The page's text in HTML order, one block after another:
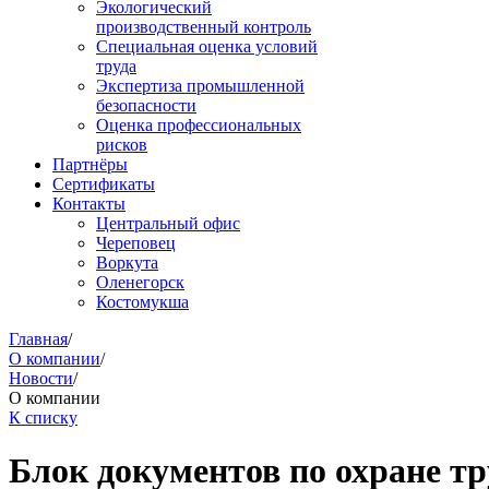
Экологический
производственный контроль
Специальная оценка условий
труда
Экспертиза промышленной
безопасности
Оценка профессиональных
рисков
Партнёры
Сертификаты
Контакты
Центральный офис
Череповец
Воркута
Оленегорск
Костомукша
Главная/
О компании/
Новости/
О компании
К списку
Блок документов по охране